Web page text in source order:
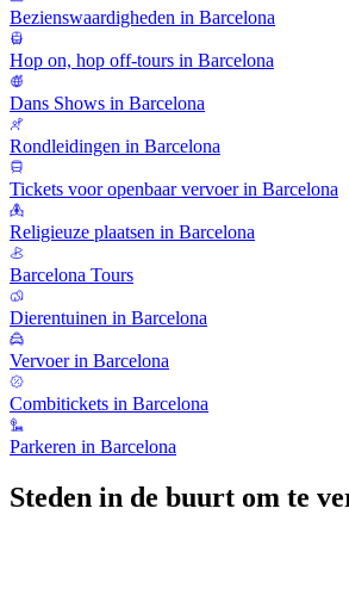
Bezienswaardigheden in Barcelona
Hop on, hop off-tours in Barcelona
Dans Shows in Barcelona
Rondleidingen in Barcelona
Tickets voor openbaar vervoer in Barcelona
Religieuze plaatsen in Barcelona
Barcelona Tours
Dierentuinen in Barcelona
Vervoer in Barcelona
Combitickets in Barcelona
Parkeren in Barcelona
Steden in de buurt om te